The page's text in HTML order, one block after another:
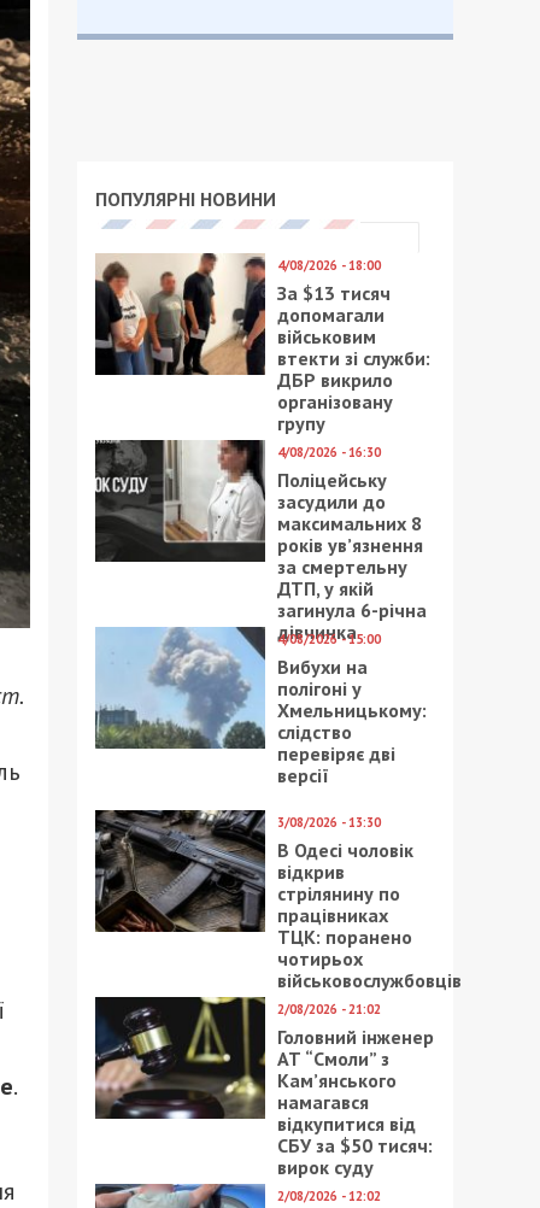
.
ПОПУЛЯРНІ НОВИНИ
4/08/2026 - 18:00
За $13 тисяч
допомагали
військовим
втекти зі служби:
ДБР викрило
організовану
групу
4/08/2026 - 16:30
Поліцейську
засудили до
максимальних 8
років ув’язнення
за смертельну
ДТП, у якій
загинула 6-річна
дівчинка
4/08/2026 - 15:00
Вибухи на
полігоні у
Хмельницькому:
слідство
перевіряє дві
версії
3/08/2026 - 13:30
В Одесі чоловік
відкрив
стрілянину по
працівниках
ТЦК: поранено
чотирьох
військовослужбовців
2/08/2026 - 21:02
Головний інженер
АТ “Смоли” з
Кам’янського
намагався
відкупитися від
СБУ за $50 тисяч:
вирок суду
2/08/2026 - 12:02